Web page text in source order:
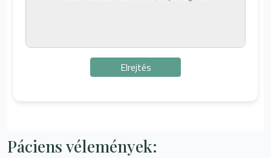
Páciens vélemények: